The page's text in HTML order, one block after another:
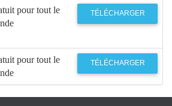
pour tout le
TÉLÉCHARGER
pour tout le
TÉLÉCHARGER